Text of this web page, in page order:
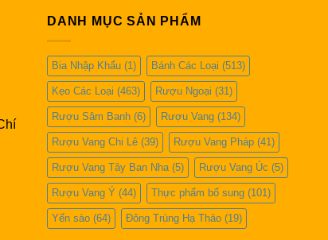
DANH MỤC SẢN PHẨM
Bia Nhập Khẩu (1) Bánh Các Loại (513)
Kẹo Các Loại (463) Rượu Ngoại (31)
Rượu Sâm Banh (6) Rượu Vang (134)
Rượu Vang Chi Lê (39) Rượu Vang Pháp (41)
Rượu Vang Tây Ban Nha(5) Rượu Vang Úc (5)
Rượu Vang Ý (44) Thực phẩm bổ sung (101)
Yến sào (64) Đông Trùng Hạ Thảo (19)